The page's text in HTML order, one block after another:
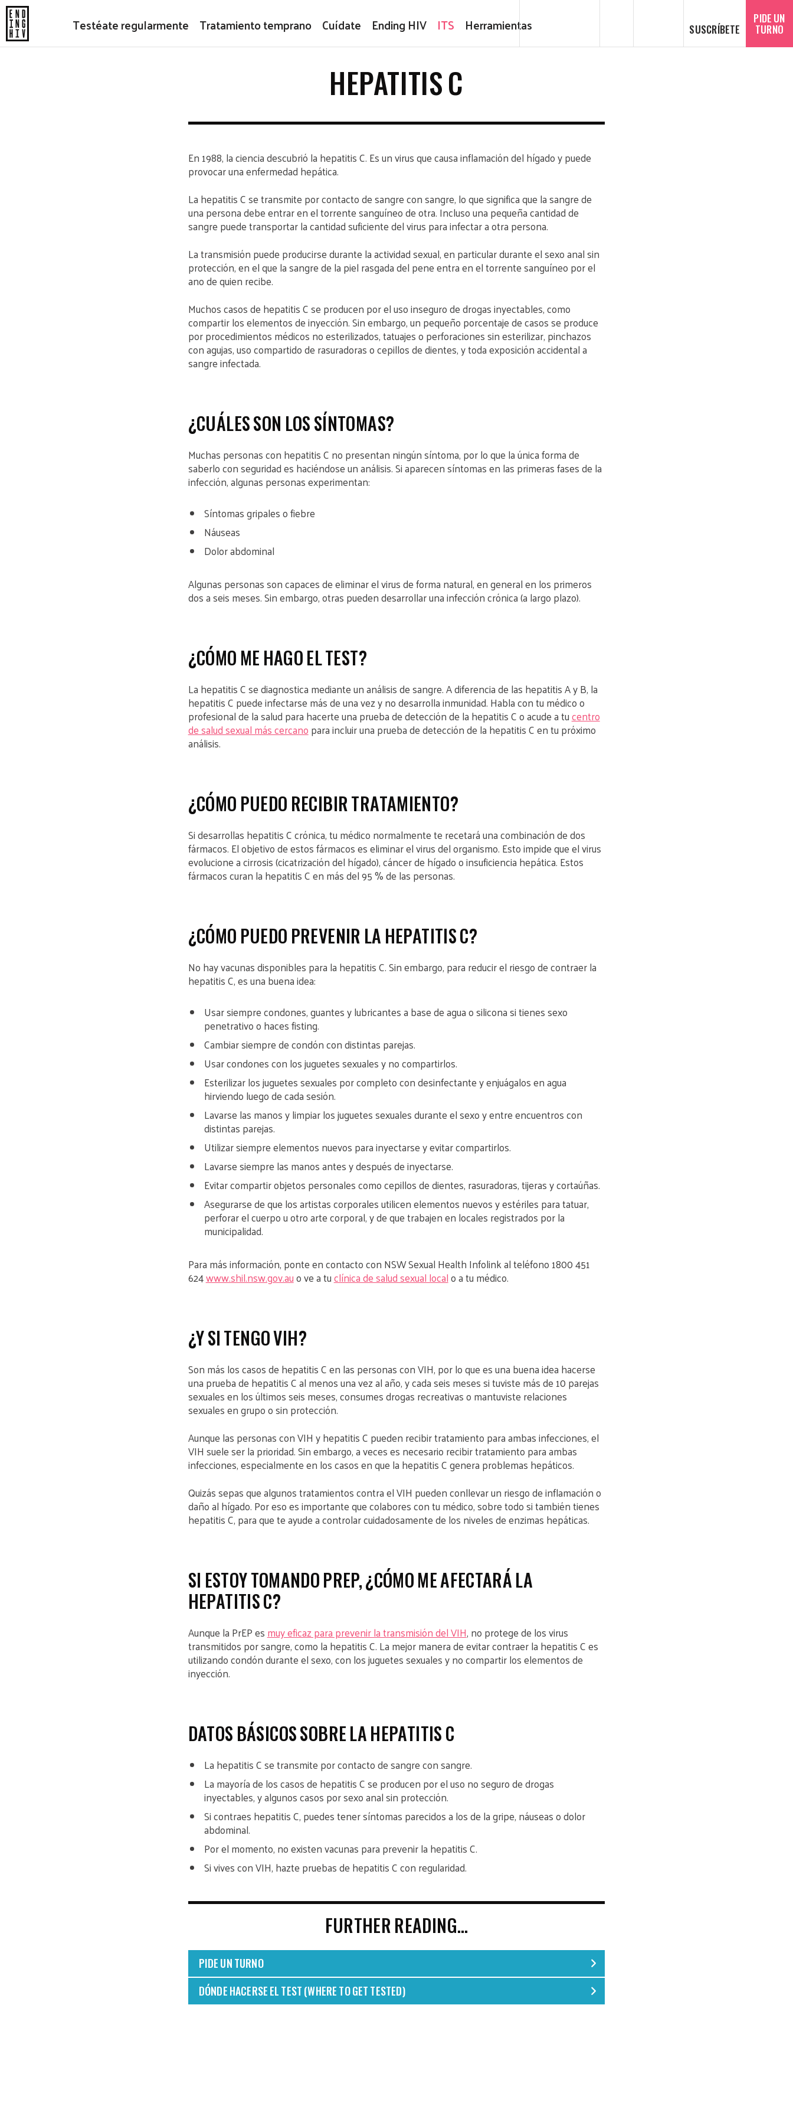
Testéate regularmente Tratamiento temprano Cuídate Ending HIV ITS Herramientas SUSCRÍBETE
PIDE UN
TURNO
HEPATITIS C
En 1988, la ciencia descubrió la hepatitis C. Es un virus que causa inflamación del hígado y puede
provocar una enfermedad hepática.
La hepatitis C se transmite por contacto de sangre con sangre, lo que significa que la sangre de
una persona debe entrar en el torrente sanguíneo de otra. Incluso una pequeña cantidad de
sangre puede transportar la cantidad suficiente del virus para infectar a otra persona.
La transmisión puede producirse durante la actividad sexual, en particular durante el sexo anal sin
protección, en el que la sangre de la piel rasgada del pene entra en el torrente sanguíneo por el
ano de quien recibe.
Muchos casos de hepatitis C se producen por el uso inseguro de drogas inyectables, como
compartir los elementos de inyección. Sin embargo, un pequeño porcentaje de casos se produce
por procedimientos médicos no esterilizados, tatuajes o perforaciones sin esterilizar, pinchazos
con agujas, uso compartido de rasuradoras o cepillos de dientes, y toda exposición accidental a
sangre infectada.
¿CUÁLES SON LOS SÍNTOMAS?
Muchas personas con hepatitis C no presentan ningún síntoma, por lo que la única forma de
saberlo con seguridad es haciéndose un análisis. Si aparecen síntomas en las primeras fases de la
infección, algunas personas experimentan:
Síntomas gripales o fiebre
Náuseas
Dolor abdominal
Algunas personas son capaces de eliminar el virus de forma natural, en general en los primeros
dos a seis meses. Sin embargo, otras pueden desarrollar una infección crónica (a largo plazo).
¿CÓMO ME HAGO EL TEST?
La hepatitis C se diagnostica mediante un análisis de sangre. A diferencia de las hepatitis A y B, la
hepatitis C puede infectarse más de una vez y no desarrolla inmunidad. Habla con tu médico o
profesional de la salud para hacerte una prueba de detección de la hepatitis C o acude a tucentro
de salud sexual más cercanopara incluir una prueba de detección de la hepatitis C en tu próximo
análisis.
¿CÓMO PUEDO RECIBIR TRATAMIENTO?
Si desarrollas hepatitis C crónica, tu médico normalmente te recetará una combinación de dos
fármacos. El objetivo de estos fármacos es eliminar el virus del organismo. Esto impide que el virus
evolucione a cirrosis (cicatrización del hígado), cáncer de hígado o insuficiencia hepática. Estos
fármacos curan la hepatitis C en más del 95 % de las personas.
¿CÓMO PUEDO PREVENIR LA HEPATITIS C?
No hay vacunas disponibles para la hepatitis C. Sin embargo, para reducir el riesgo de contraer la
hepatitis C, es una buena idea:
Usar siempre condones, guantes y lubricantes a base de agua o silicona si tienes sexo
penetrativo o haces fisting.
Cambiar siempre de condón con distintas parejas.
Usar condones con los juguetes sexuales y no compartirlos.
Esterilizar los juguetes sexuales por completo con desinfectante y enjuágalos en agua
hirviendo luego de cada sesión.
Lavarse las manos y limpiar los juguetes sexuales durante el sexo y entre encuentros con
distintas parejas.
Utilizar siempre elementos nuevos para inyectarse y evitar compartirlos.
Lavarse siempre las manos antes y después de inyectarse.
Evitar compartir objetos personales como cepillos de dientes, rasuradoras, tijeras y cortaúñas.
Asegurarse de que los artistas corporales utilicen elementos nuevos y estériles para tatuar,
perforar el cuerpo u otro arte corporal, y de que trabajen en locales registrados por la
municipalidad.
Para más información, ponte en contacto con NSW Sexual Health Infolink al teléfono 1800 451
624www.shil.nsw.gov.auo ve a tuclínica de salud sexual localo a tu médico.
¿Y SI TENGO VIH?
Son más los casos de hepatitis C en las personas con VIH, por lo que es una buena idea hacerse
una prueba de hepatitis C al menos una vez al año, y cada seis meses si tuviste más de 10 parejas
sexuales en los últimos seis meses, consumes drogas recreativas o mantuviste relaciones
sexuales en grupo o sin protección.
Aunque las personas con VIH y hepatitis C pueden recibir tratamiento para ambas infecciones, el
VIH suele ser la prioridad. Sin embargo, a veces es necesario recibir tratamiento para ambas
infecciones, especialmente en los casos en que la hepatitis C genera problemas hepáticos.
Quizás sepas que algunos tratamientos contra el VIH pueden conllevar un riesgo de inflamación o
daño al hígado. Por eso es importante que colabores con tu médico, sobre todo si también tienes
hepatitis C, para que te ayude a controlar cuidadosamente de los niveles de enzimas hepáticas.
SI ESTOY TOMANDO PREP, ¿CÓMO ME AFECTARÁ LA
HEPATITIS C?
Aunque la PrEP esmuy eficaz para prevenir la transmisión del VIH, no protege de los virus
transmitidos por sangre, como la hepatitis C. La mejor manera de evitar contraer la hepatitis C es
utilizando condón durante el sexo, con los juguetes sexuales y no compartir los elementos de
inyección.
DATOS BÁSICOS SOBRE LA HEPATITIS C
La hepatitis C se transmite por contacto de sangre con sangre.
La mayoría de los casos de hepatitis C se producen por el uso no seguro de drogas
inyectables, y algunos casos por sexo anal sin protección.
Si contraes hepatitis C, puedes tener síntomas parecidos a los de la gripe, náuseas o dolor
abdominal.
Por el momento, no existen vacunas para prevenir la hepatitis C.
Si vives con VIH, hazte pruebas de hepatitis C con regularidad.
FURTHER READING…
PIDE UN TURNO
DÓNDE HACERSE EL TEST (WHERE TO GET TESTED)